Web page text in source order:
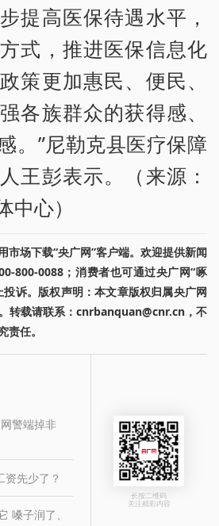
提高医保待遇水平，
式，推进医保信息化
策更加惠民、便民、
各族群众的获得感、
。”尼勒克县医疗保障
王彭表示。（来源：
中心）
市场下载“央广网”客户端。欢迎提供新闻
800-0088；消费者也可通过央广网“啄
诉。版权声明：本文章版权归属央广网
转载请联系：cnrbanquan@cnr.cn，不
任。
警端掉非
资先少了？
嗓子润了、
长按二维码
关注精彩内容